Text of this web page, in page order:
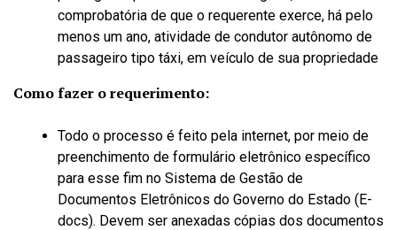
comprobatória de que o requerente exerce, há pelo
menos um ano, atividade de condutor autônomo de
passageiro tipo táxi, em veículo de sua propriedade
Como fazer o requerimento:
Todo o processo é feito pela internet, por meio de
preenchimento de formulário eletrônico específico
para esse fim no Sistema de Gestão de
Documentos Eletrônicos do Governo do Estado (E-
docs). Devem ser anexadas cópias dos documentos